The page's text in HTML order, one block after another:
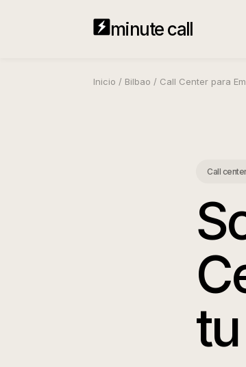
minute call
Inicio / Bilbao / Call Center para
Call